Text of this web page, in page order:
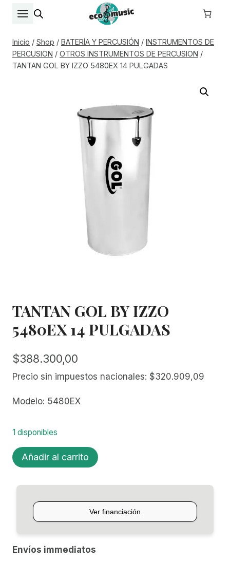
Inicio / Shop / BATERÍA Y PERCUSIÓN / INSTRUMENTOS DE
PERCUSION / OTROS INSTRUMENTOS DE PERCUSION /
TANTAN GOL BY IZZO 5480EX 14 PULGADAS
TANTAN GOL BY IZZO
5480EX 14 PULGADAS
$388.300,00
Precio sin impuestos nacionales: $320.909,09
Modelo: 5480EX
1 disponibles
TANTAN
GOL
5480EX
PULGADAS
cantidad
Añadir al carrito
Envíos immediatos